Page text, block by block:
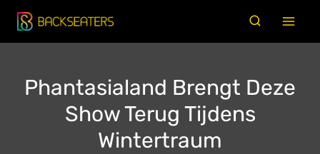
Doorgaan
naar
Phantasialand Brengt Deze
Show Terug Tijdens
Wintertraum